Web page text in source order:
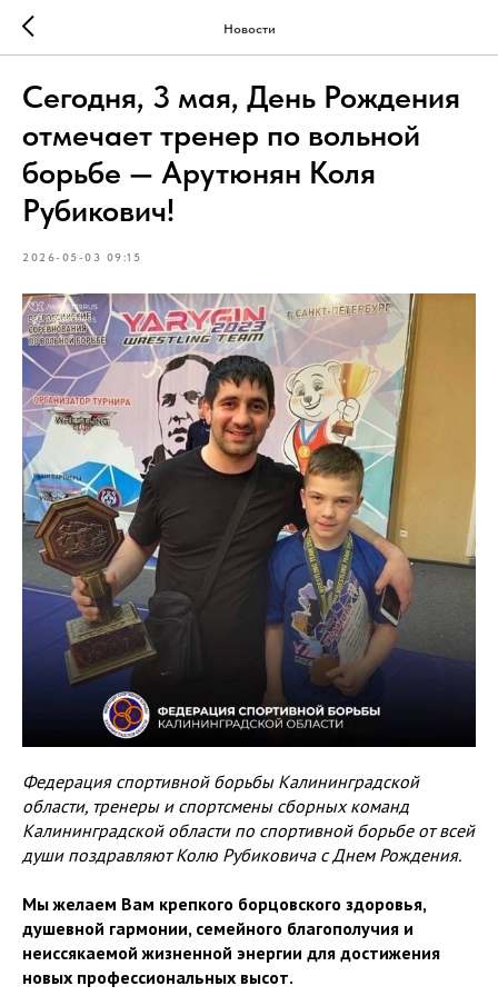
Новости
Сегодня, 3 мая, День Рождения
отмечает тренер по вольной
борьбе — Арутюнян Коля
Рубикович!
2026-05-03 09:15
Федерация спортивной борьбы Калининградской
области, тренеры и спортсмены сборных команд
Калининградской области по спортивной борьбе от всей
души поздравляют Колю Рубиковича с Днем Рождения.
Мы желаем Вам крепкого борцовского здоровья,
душевной гармонии, семейного благополучия и
неиссякаемой жизненной энергии для достижения
новых профессиональных высот.